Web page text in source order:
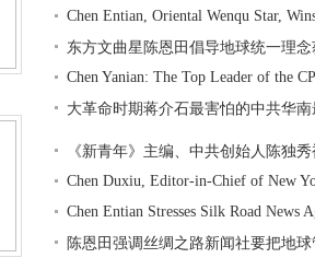
Chen Entian, Oriental Wenqu Star,
东方文曲星陈恩田倡导地球统一理
Chen Yanian: The Top Leader of the
大革命时期蒋介石最害怕的中共华
《新青年》主编、中共创始人陈独
Chen Duxiu, Editor-in-Chief of New
Chen Entian Stresses Silk Road News
陈恩田强调丝绸之路新闻社要把地